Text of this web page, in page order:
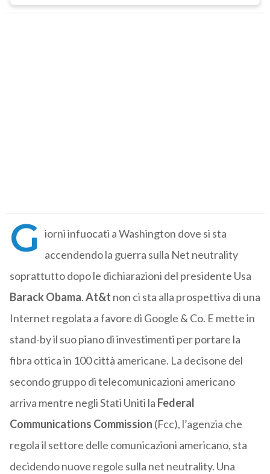
G iorni infuocati a Washington dove si sta
accendendo la guerra sulla Net neutrality
soprattutto dopo le dichiarazioni del presidente Usa
Barack Obama.At&t non ci sta alla prospettiva di una
Internet regolata a favore di Google & Co. E mette in
stand-by il suo piano di investimenti per portare la
fibra ottica in 100 città americane. La decisone del
secondo gruppo di telecomunicazioni americano
arriva mentre negli Stati Uniti la Federal
Communications Commission (Fcc), l’agenzia che
regola il settore delle comunicazioni americano, sta
decidendo nuove regole sulla net neutrality. Una